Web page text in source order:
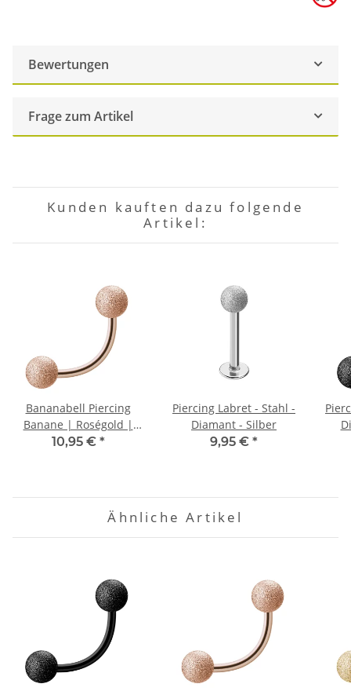
Bewertungen
Frage zum Artikel
Kunden kauften dazu folgende
Artikel:
Bananabell Piercing
Banane | Roségold |
matt - Diamant Optik
10,95 € *
Piercing Labret - Stahl -
Diamant - Silber
9,95 € *
Ähnliche Artikel